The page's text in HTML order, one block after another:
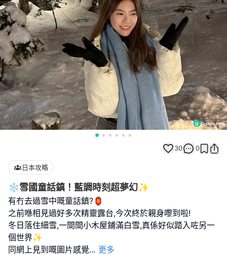
30 0
日本攻略
❄️雪國童話鎮！藍調時刻超夢幻✨
有冇去過雪中嘅童話鎮?🏮
之前喺相見過好多次精靈露台,今次終於親身嚟到啦!
冬日落住細雪,一間間小木屋鋪滿白雪,真係好似踏入咗另一
個世界✨
同網上見到嘅圖片感覺... 更多